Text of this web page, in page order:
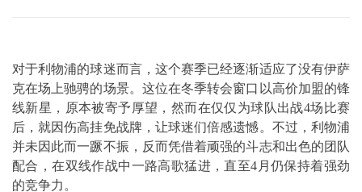
对于利物浦的球迷而言，这个赛季已经逐渐适应了没有伊萨
克在场上驰骋的场景。这位在冬季转会窗口以高价加盟的锋
线新星，原本被寄予厚望，然而在仅仅为球队出战4场比赛
后，就因伤高挂免战牌，让球迷们倍感遗憾。不过，利物浦
并未因此而一蹶不振，反而凭借着顽强的斗志和出色的团队
配合，在双线作战中一路高歌猛进，直至4月仍保持着强劲
的竞争力。